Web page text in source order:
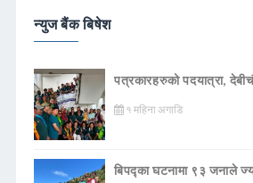
न्युज बैंक बिषेश
पत्रकारहरुको पदयात्रा,
१ महिना अगाडि
बिपद्का घटनामा ९३ जनाले